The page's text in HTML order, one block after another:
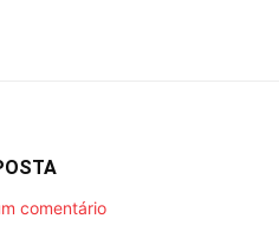
comentário